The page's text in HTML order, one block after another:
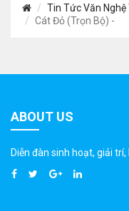
Tin Tức Văn Nghệ
Cát Đỏ (Trọn Bộ) -
ABOUT US
Diễn đàn sinh hoạt, giải trí,